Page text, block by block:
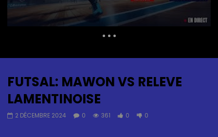
FUTSAL: MAWON VS RELEVE
LAMENTINOISE
2 DÉCEMBRE 2024 0 361 0 0